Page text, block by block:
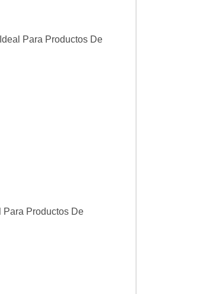
Para Productos De
Para Productos De